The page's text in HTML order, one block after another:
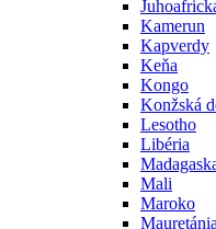
Kamerun
Kapverdy
Keňa
Kongo
Konžská
Lesotho
Libéria
Mali
Maroko
Mauretánia